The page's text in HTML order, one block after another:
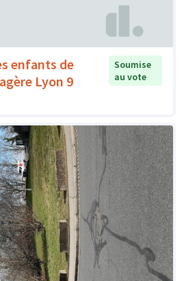
enfants de
Lyon 9
Soumise
au vote